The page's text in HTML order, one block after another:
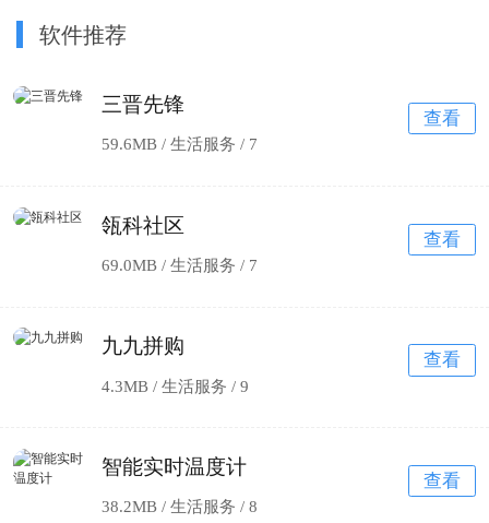
软件推荐
三晋先锋
59.6MB / 生活服务 / 7
查看
瓴科社区
69.0MB / 生活服务 / 7
查看
九九拼购
4.3MB / 生活服务 /9
查看
智能实时温度计
38.2MB / 生活服务 /8
查看